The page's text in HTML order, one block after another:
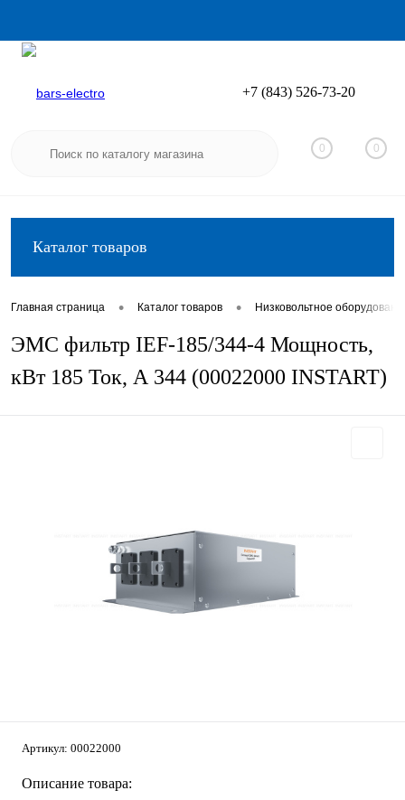
Вход
+7 (843) 526-73-20
0 0
Каталог товаров
Главная страница • Каталог товаров • Низковольтное
ЭМС фильтр IEF-185/344-4 Мощность,
кВт 185 Ток, А 344 (00022000 INSTART)
Артикул: 00022000
Описание товара: